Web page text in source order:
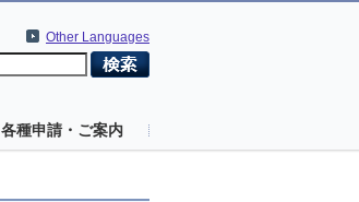
Other Languages
各種申請・ご案内